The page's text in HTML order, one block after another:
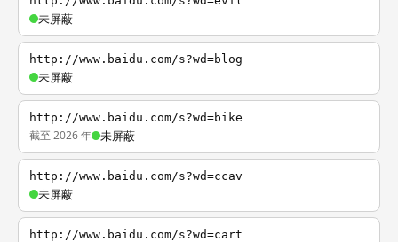
未屏蔽
http://www.baidu.com/s?wd=blog
未屏蔽
http://www.baidu.com/s?wd=bike
截至 2026 年 未屏蔽
http://www.baidu.com/s?wd=ccav
未屏蔽
http://www.baidu.com/s?wd=cart